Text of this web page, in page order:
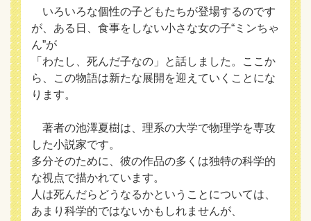
いろいろな個性の子どもたちが登場するのです
が、ある日、食事をしない小さな女の子“ミンちゃ
ん”が
「わたし、死んだ子なの」と話しました。ここか
ら、この物語は新たな展開を迎えていくことにな
ります。
著者の池澤夏樹は、理系の大学で物理学を専攻
した小説家です。
多分そのために、彼の作品の多くは独特の科学的
な視点で描かれています。
人は死んだらどうなるかということについては、
あまり科学的ではないかもしれませんが、